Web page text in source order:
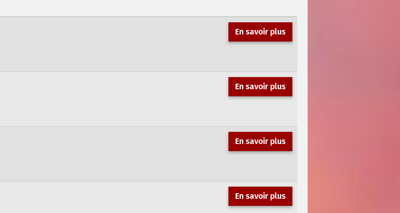
En savoir plus
En savoir plus
En savoir plus
En savoir plus